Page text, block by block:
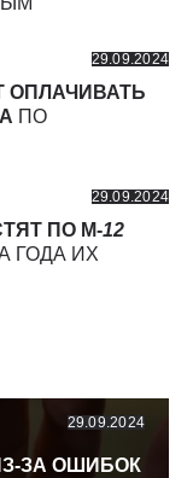
29.09.2024
ОПЛАЧИВАТЬ
ПО
29.09.2024
ПО М-12
ГОДА ИХ
29.09.2024
ЗА ОШИБОК